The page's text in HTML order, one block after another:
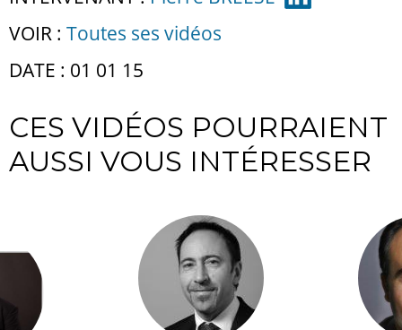
VOIR : Toutes ses vidéos
DATE : 01 01 15
CES VIDÉOS POURRAIENT
AUSSI VOUS INTÉRESSER